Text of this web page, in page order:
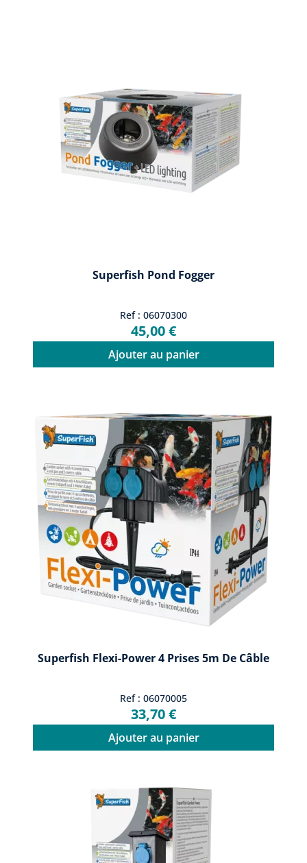
Superfish Pond Fogger
Ref : 06070300
45,00 €
Ajouter au panier
Superfish Flexi-Power 4 Prises 5m De Câble
Ref : 06070005
33,70 €
Ajouter au panier